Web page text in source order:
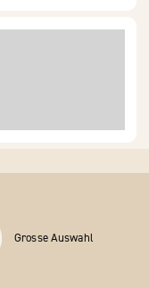
Grosse Auswahl